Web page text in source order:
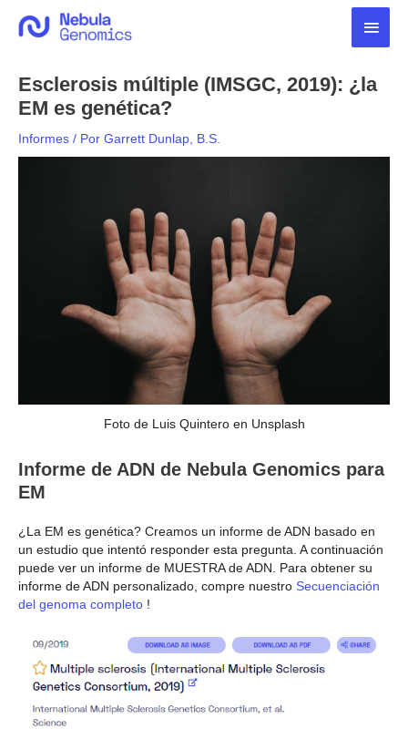
Esclerosis múltiple (IMSGC, 2019): ¿la
EM es genética?
Informes / Por Garrett Dunlap, B.S.
Foto de Luis Quintero en Unsplash
Informe de ADN de Nebula Genomics para
EM
¿La EM es genética? Creamos un informe de ADN basado en
un estudio que intentó responder esta pregunta. A continuación
puede ver un informe de MUESTRA de ADN. Para obtener su
informe de ADN personalizado, compre nuestro Secuenciación
del genoma completo !